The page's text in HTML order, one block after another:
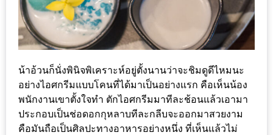
รวม
ชั่
นวัน
แม่
แห่ง
น้าอ้วนก็นั่งพินิจพิเคราะห์อยู่ตั้งนานว่าจะชิมดูดีไหมนะ
อย่างไอศกรีมแบบโคนที่ได้มาเป็นอย่างแรก คือเห็นน้อง
พนักงานเขาตั้งใจทำ ตักไอศกรีมมาทีละช้อนแล้วเอามา
ประกอบเป็นช่อดอกกุหลาบทีละกลีบจะออกมาสวยงาม
คือมันถือเป็นศิลปะทางอาหารอย่างหนึ่ง ที่เห็นแล้วไม่